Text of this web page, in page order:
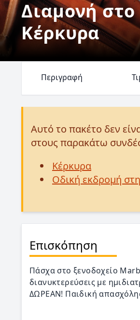
Διαμονή
Κέρκυρα
Περιγραφή
Αυτό το πακέτο δεν
στους παρακάτω
Κέρκυρα
Οδική εκδρομή
Επισκόπηση
Πάσχα στο ξενοδοχείο
διανυκτερεύσεις με
ΔΩΡΕΑΝ! Παιδική